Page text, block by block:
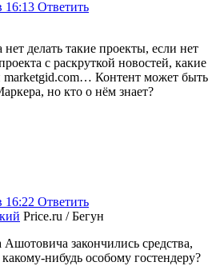
16:13 Ответить
делать такие проекты, если нет
с раскруткой новостей, какие
marketgid.com… Контент может быть
но кто о нём знает?
16:22 Ответить
Price.ru / Бегун
закончились средства,
нибудь особому гостендеру?